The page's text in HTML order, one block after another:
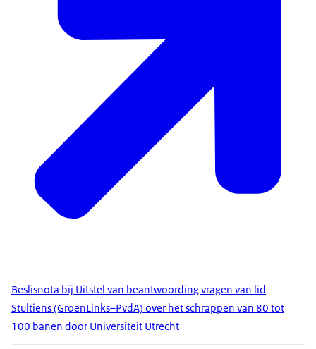
Beslisnota bij Uitstel van beantwoording vragen van lid
Stultiens (GroenLinks–PvdA) over het schrappen van 80 tot
100 banen door Universiteit Utrecht